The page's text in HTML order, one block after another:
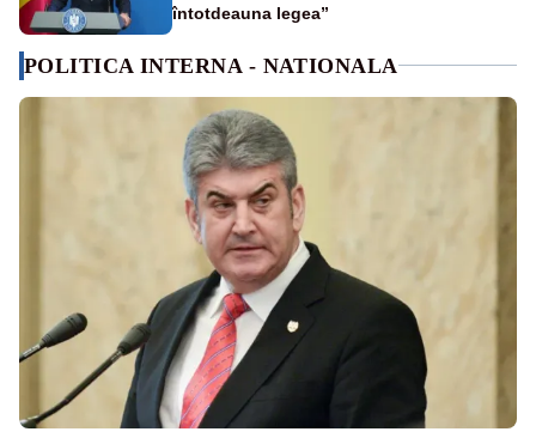
întotdeauna legea”
POLITICA INTERNA - NATIONALA